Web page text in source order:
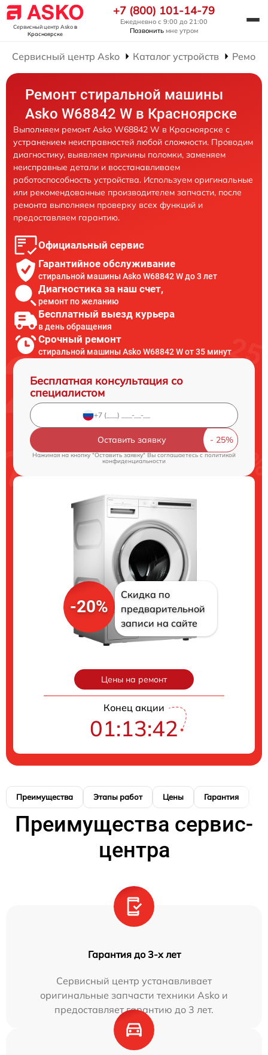
Сервисный центр Askoв
Красноярске
+7 (800) 101-14-79
Ежедневно с 9:00 до 21:00
Позвонить мне утром
Сервисный центр Asko Каталог устройств
Ремонт стиральной машины
Asko W68842 W в Красноярске
Выполняем ремонт Asko W68842 W в Красноярске с
устранением неисправностей любой сложности. Проводим
диагностику, выявляем причины поломки, заменяем
неисправные детали и восстанавливаем
работоспособность устройства. Используем оригинальные
или рекомендованные производителем запчасти, после
ремонта выполняем проверку всех функций и
предоставляем гарантию.
Официальный сервис
Гарантийное обслуживание
стиральной машины Asko W68842 W до 3 лет
Диагностика за наш счет,
ремонт по желанию
Бесплатный выезд курьера
в день обращения
Срочный ремонт
стиральной машины Asko W68842 W от 35 минут
Бесплатная консультация со
специалистом
Оставить заявку
Нажимая на кнопку "Оставить заявку" Вы соглашаетесь cполитикой
конфиденциальности
-20%
Скидка по
предварительной
записи на сайте
Цены на ремонт
Конец акции
01:13:41
Преимущества Этапы работ Цены Гарантия
Преимущества сервис-
центра
Гарантия до 3-х лет
Сервисный центр устанавливает
оригинальные запчасти техники Asko и
предоставляет гарантию до 3 лет.